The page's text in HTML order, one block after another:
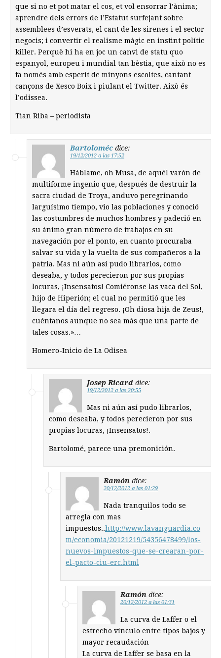
que si no et pot matar el cos, et vol ensorrar l’ànima;
aprendre dels errors de l’Estatut surfejant sobre
assemblees d’esverats, el cant de les sirenes i el sector
negocis; i convertir el realisme màgic en instint polític
killer. Perquè hi ha en joc un canvi de statu quo
espanyol, europeu i mundial tan bèstia, que això no es
fa només amb esperit de minyons escoltes, cantant
cançons de Xesco Boix i piulant el Twitter. Això és
l’odissea.
Tian Riba – periodista
Bartoloméc dice:
19/12/2012 a las 17:52
Háblame, oh Musa, de aquél varón de
multiforme ingenio que, después de destruir la
sacra ciudad de Troya, anduvo peregrinando
larguísimo tiempo, vio las poblaciones y conoció
las costumbres de muchos hombres y padeció en
su ánimo gran número de trabajos en su
navegación por el ponto, en cuanto procuraba
salvar su vida y la vuelta de sus compañeros a la
patria. Mas ni aún así pudo librarlos, como
deseaba, y todos perecieron por sus propias
locuras, ¡Insensatos! Comiéronse las vaca del Sol,
hijo de Hiperión; el cual no permitió que les
llegara el día del regreso. ¡Oh diosa hija de Zeus!,
cuéntanos aunque no sea más que una parte de
tales cosas.»…
Homero-Inicio de La Odisea
Josep Ricard dice:
19/12/2012 a las 20:55
Mas ni aún así pudo librarlos,
como deseaba, y todos perecieron por sus
propias locuras, ¡Insensatos!.
Bartolomé, parece una premonición.
Ramón dice:
20/12/2012 a las 01:29
Nada tranquilos todo se
arregla con mas
impuestos..http://www.lavanguardia.co
m/economia/20121219/54356478499/los-
nuevos-impuestos-que-se-crearan-por-
el-pacto-ciu-erc.html
Ramón dice:
20/12/2012 a las 01:31
La curva de Laffer o el
estrecho vínculo entre tipos bajos y
mayor recaudación
La curva de Laffer se basa en la